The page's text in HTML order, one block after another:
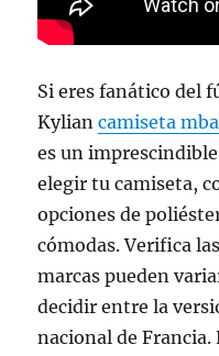
Si eres fanático del
Kyliancamiseta
es un
elegir tu camiseta,
opciones de
cómodas. Verifica
marcas pueden
decidir entre la
nacional de Francia.